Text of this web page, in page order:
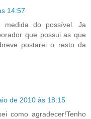
14:57
medida do possível. Ja
que possui as que
postarei o resto da
de 2010 às 18:15
como agradecer!Tenho